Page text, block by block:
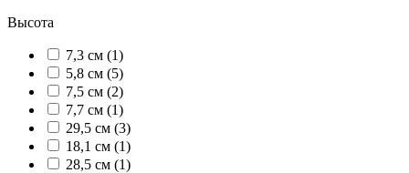
Высота
7,3 см (1)
5,8 см (5)
7,5 см (2)
7,7 см (1)
29,5 см (3)
18,1 см (1)
28,5 см (1)